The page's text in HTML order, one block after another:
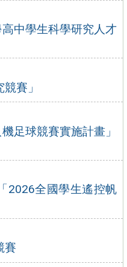
中學生科學研究人才
賽」
足球競賽實施計畫」
2026全國學生遙控帆
賽